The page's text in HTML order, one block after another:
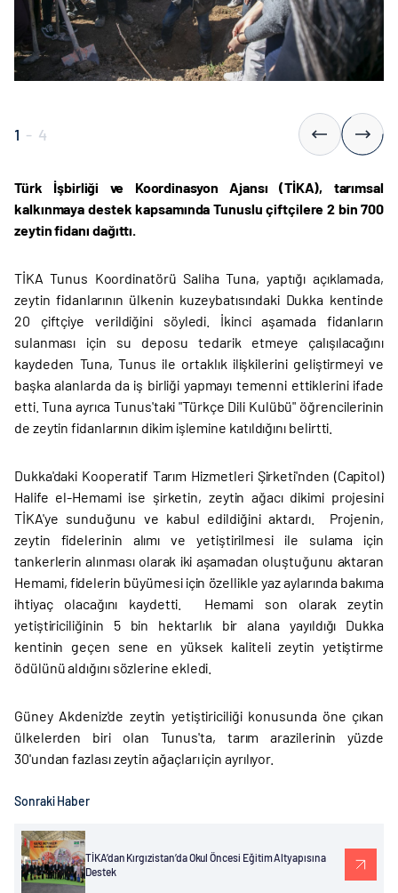
1 - 4
Türk İşbirliği ve Koordinasyon Ajansı (TİKA), tarımsal
kalkınmaya destek kapsamında Tunuslu çiftçilere 2 bin 700
zeytin fidanı dağıttı.
TİKA Tunus Koordinatörü Saliha Tuna, yaptığı açıklamada,
zeytin fidanlarının ülkenin kuzeybatısındaki Dukka kentinde
20 çiftçiye verildiğini söyledi. İkinci aşamada fidanların
sulanması için su deposu tedarik etmeye çalışılacağını
kaydeden Tuna, Tunus ile ortaklık ilişkilerini geliştirmeyi ve
başka alanlarda da iş birliği yapmayı temenni ettiklerini ifade
etti. Tuna ayrıca Tunus'taki "Türkçe Dili Kulübü" öğrencilerinin
de zeytin fidanlarının dikim işlemine katıldığını belirtti.
Dukka'daki Kooperatif Tarım Hizmetleri Şirketi'nden (Capitol)
Halife el-Hemami ise şirketin, zeytin ağacı dikimi projesini
TİKA'ye sunduğunu ve kabul edildiğini aktardı. Projenin,
zeytin fidelerinin alımı ve yetiştirilmesi ile sulama için
tankerlerin alınması olarak iki aşamadan oluştuğunu aktaran
Hemami, fidelerin büyümesi için özellikle yaz aylarında bakıma
ihtiyaç olacağını kaydetti. Hemami son olarak zeytin
yetiştiriciliğinin 5 bin hektarlık bir alana yayıldığı Dukka
kentinin geçen sene en yüksek kaliteli zeytin yetiştirme
ödülünü aldığını sözlerine ekledi.
Güney Akdeniz'de zeytin yetiştiriciliği konusunda öne çıkan
ülkelerden biri olan Tunus'ta, tarım arazilerinin yüzde
30'undan fazlası zeytin ağaçları için ayrılıyor.
Sonraki Haber
TİKA’dan Kırgızistan’da Okul Öncesi Eğitim Altyapısına
Destek